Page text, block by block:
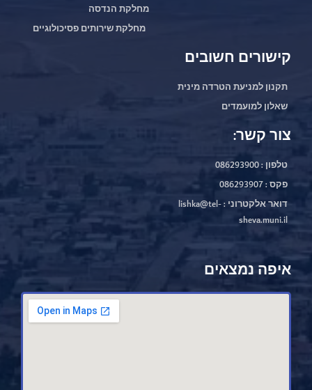
מחלקת הנדסה
מחלקת שירותים פסיכולוגיים
קישורים חשובים
תקנון למניעת הטרדה מינית
שאלון למועמדים
צור קשר:
טלפון : 086293900
פקס : 086293907
דואר אלקטרוני : lishka@tel-
sheva.muni.il
איפה נמצאים